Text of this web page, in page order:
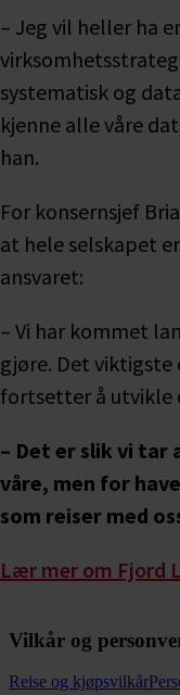
Vilkår og
Reise og kjøpsvilkår